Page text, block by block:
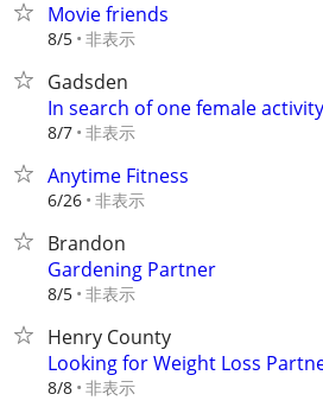
Movie friends
8/5 非表示
Gadsden
In search of one female
8/7 非表示
Anytime Fitness
6/26 非表示
Brandon
Gardening Partner
8/5 非表示
Henry County
Looking for Weight Loss
8/8 非表示